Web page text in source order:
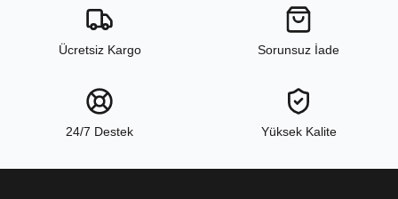
Ücretsiz Kargo Sorunsuz İade
24/7 Destek Yüksek Kalite